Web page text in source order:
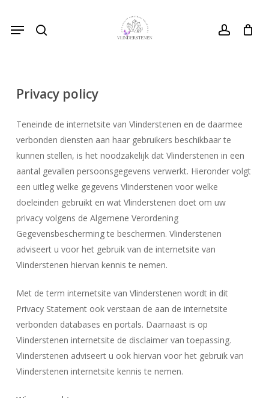
main
account
Menu Close
Cart
Privacy policy
Teneinde de internetsite van Vlinderstenen en de daarmee
verbonden diensten aan haar gebruikers beschikbaar te
kunnen stellen, is het noodzakelijk dat Vlinderstenen in een
aantal gevallen persoonsgegevens verwerkt. Hieronder volgt
een uitleg welke gegevens Vlinderstenen voor welke
doeleinden gebruikt en wat Vlinderstenen doet om uw
privacy volgens de Algemene Verordening
Gegevensbescherming te beschermen. Vlinderstenen
adviseert u voor het gebruik van de internetsite van
Vlinderstenen hiervan kennis te nemen.
Met de term internetsite van Vlinderstenen wordt in dit
Privacy Statement ook verstaan de aan de internetsite
verbonden databases en portals. Daarnaast is op
Vlinderstenen internetsite de disclaimer van toepassing.
Vlinderstenen adviseert u ook hiervan voor het gebruik van
Vlinderstenen internetsite kennis te nemen.